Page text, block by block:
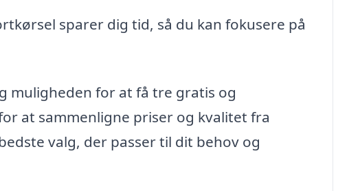
sparer dig tid, så du kan fokusere på
muligheden for at få tre gratis og
at sammenligne priser og kvalitet fra
valg, der passer til dit behov og